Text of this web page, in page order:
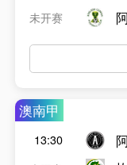
未开赛
澳南甲
13:30